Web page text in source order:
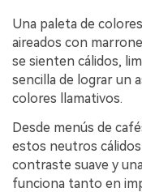
Una paleta de
aireados con
se sienten cálidos,
sencilla de lograr un
colores llamativos.
Desde menús de
estos neutros
contraste suave y
funciona tanto en